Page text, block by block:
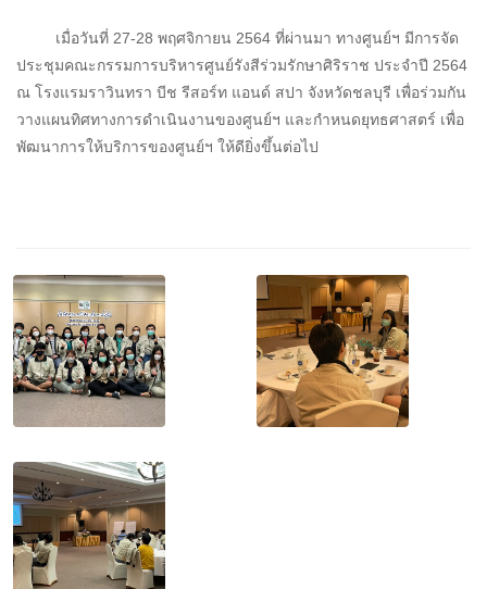
เมื่อวันที่ 27-28 พฤศจิกายน 2564 ที่ผ่านมา ทางศูนย์ฯ มีการจัด
ประชุมคณะกรรมการบริหารศูนย์รังสีร่วมรักษาศิริราช ประจำปี 2564
ณ โรงแรมราวินทรา บีช รีสอร์ท แอนด์ สปา จังหวัดชลบุรี เพื่อร่วมกัน
วางแผนทิศทางการดำเนินงานของศูนย์ฯ และกำหนดยุทธศาสตร์ เพื่อ
พัฒนาการให้บริการของศูนย์ฯ ให้ดียิ่งขึ้นต่อไป